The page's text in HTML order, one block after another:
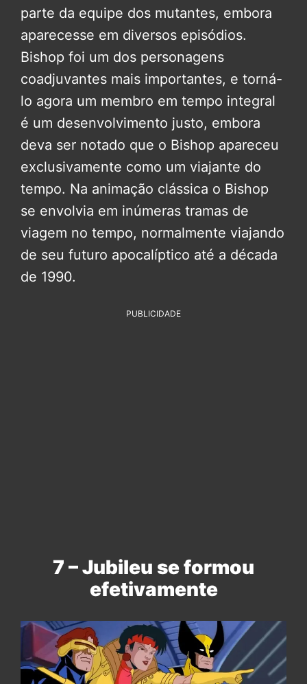
parte da equipe dos mutantes, embora
aparecesse em diversos episódios.
Bishop foi um dos personagens
coadjuvantes mais importantes, e torná-
lo agora um membro em tempo integral
é um desenvolvimento justo, embora
deva ser notado que o Bishop apareceu
exclusivamente como um viajante do
tempo. Na animação clássica o Bishop
se envolvia em inúmeras tramas de
viagem no tempo, normalmente viajando
de seu futuro apocalíptico até a década
de 1990.
PUBLICIDADE
7 – Jubileu se formou
efetivamente